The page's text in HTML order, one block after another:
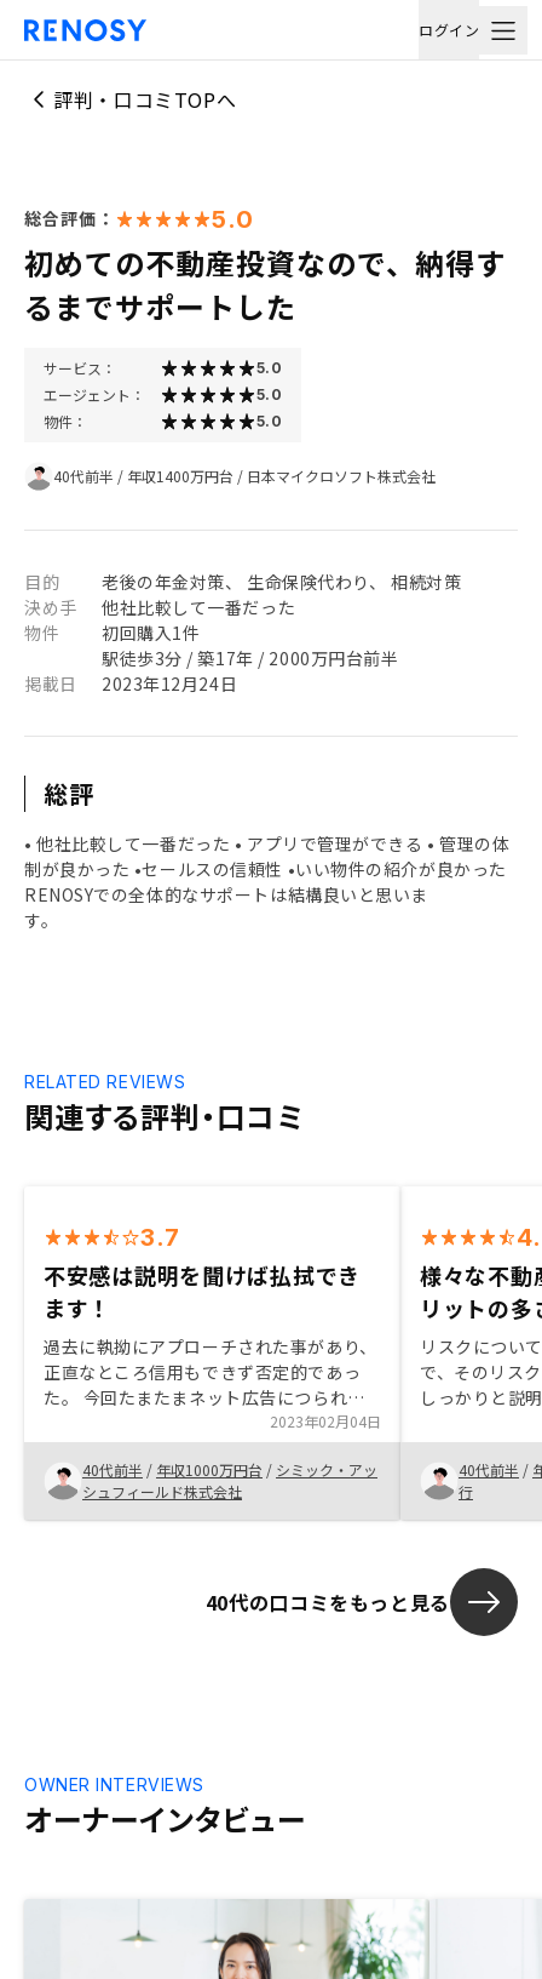
ログイン
評判・口コミTOPへ
総合評価： 5.0
初めての不動産投資なので、納得す
るまでサポートした
サービス： 5.0
エージェント： 5.0
物件： 5.0
40代前半 / 年収1400万円台 / 日本マイクロソフト株式会社
目的
老後の年金対策、 生命保険代わり、 相続対策
決め手
他社比較して一番だった
物件
初回購入1件
駅徒歩3分 / 築17年 / 2000万円台前半
掲載日
2023年12月24日
総評
• 他社比較して一番だった • アプリで管理ができる • 管理の体
制が良かった •セールスの信頼性 •いい物件の紹介が良かった
RENOSYでの全体的なサポートは結構良いと思いま
す。
関連する評判・口コミ
RELATED REVIEWS
3.7
不安感は説明を聞けば払拭でき
ます！
過去に執拗にアプローチされた事があり、
正直なところ信用もできず否定的であっ
た。 今回たまたまネット広告につられて
話だけ聞いてみようと。メリットデメリッ
トを分けて話してくれた事、プランにより
リスク軽減や想定が出来る事がわかり、や
らない理由がないな、と。個人的には投資
物件を持つ事へのステータスも動機づけに
手続き含めて丁寧にサポート頂いた点も評
2023年02月04日
40代前半 / 年収1000万円台 / シミック・アッ
シュフィールド株式会社
様々な不動
リットの多
リスクについ
で、そのリス
しっかりと説
ドプランとい
るプランも豊
めの様々な取
感じたことが
個人的な相性
います。物件
ます。もちろ
40代前半 /
行
40代の口コミをもっと見る
オーナーインタビュー
OWNER INTERVIEWS